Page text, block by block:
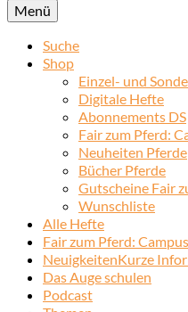
Menü
Suche
Shop
Einzel- und
Digitale Hefte
Abonnements DS
Fair zum Pferd:
Neuheiten Pferde
Bücher Pferde
Gutscheine Fair
Wunschliste
Alle Hefte
Fair zum Pferd:
NeuigkeitenKurze
Das Auge schulen
Podcast